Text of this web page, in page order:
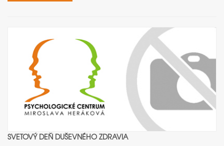
SVETOVÝ DEŇ DUŠEVNÉHO ZDRAVIA